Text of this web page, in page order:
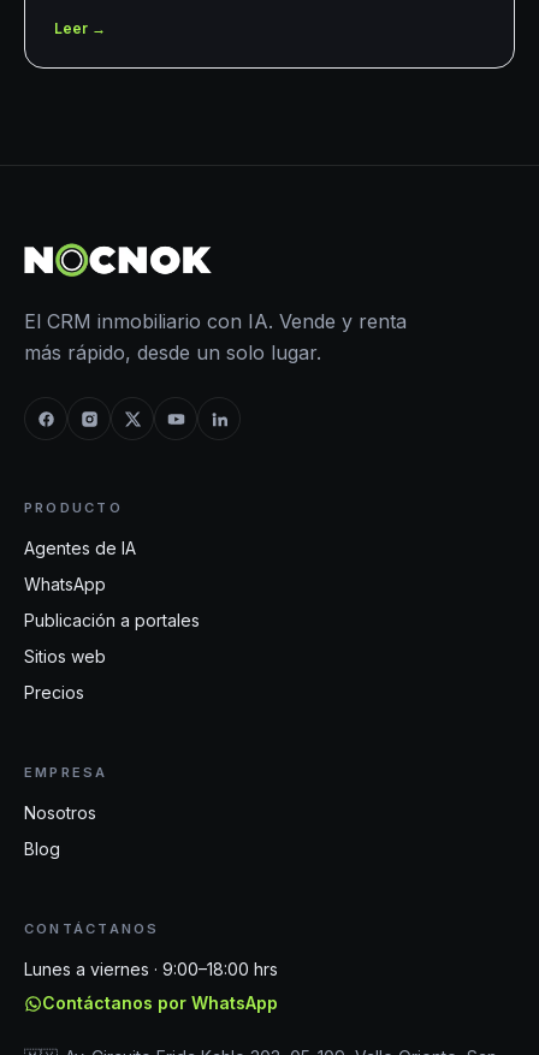
Leer →
El CRM inmobiliario con IA. Vende y renta
más rápido, desde un solo lugar.
PRODUCTO
Agentes de IA
WhatsApp
Publicación a portales
Sitios web
Precios
EMPRESA
Nosotros
Blog
CONTÁCTANOS
Lunes a viernes · 9:00–18:00 hrs
Contáctanos por WhatsApp